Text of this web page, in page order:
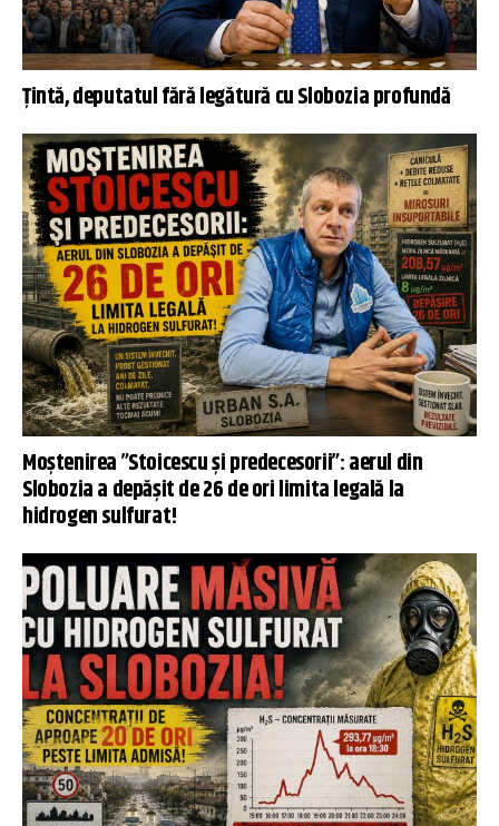
Țintă, deputatul fără legătură cu Slobozia profundă
Moștenirea ”Stoicescu și predecesorii”: aerul din
Slobozia a depășit de 26 de ori limita legală la
hidrogen sulfurat!